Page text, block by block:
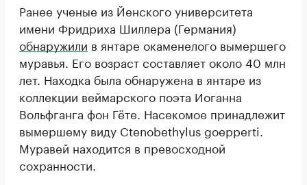
Ранее ученые из Йенского университета
имени Фридриха Шиллера (Германия)
обнаружили в янтаре окаменелого вымершего
муравья. Его возраст составляет около 40 млн
лет. Находка была обнаружена в янтаре из
коллекции веймарского поэта Иоганна
Вольфганга фон Гёте. Насекомое принадлежит
вымершему виду Ctenobethylus goepperti.
Муравей находится в превосходной
сохранности.